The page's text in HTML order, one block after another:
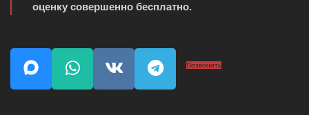
оценку совершенно бесплатно.
Позвонить